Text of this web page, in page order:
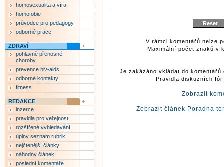
V rámci komentářů nelze
Maximální počet znaků v
Je zakázáno vkládat do
Pravidla diskuzních
Zobrazit
Zobrazit článek Poradna
homosexualita a víra
homofobie
průvodce pro pedagogy
odborné práce
ZDRAVÍ
pohlavně přenosné
choroby
prevence hiv-aids
odborné kontakty
fitness
REDAKCE
inzerce
pravidla pro veřejnost
rozšířené vyhledávání
úplný seznam rubrik
nejčtenější články
náhodný článek
poslední komentáře